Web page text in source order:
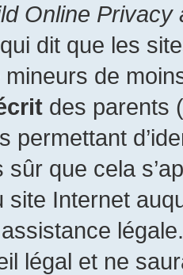
Online Privacy
dit que les
de
des parents
permettant
sûr que cela
site Internet
légal et ne